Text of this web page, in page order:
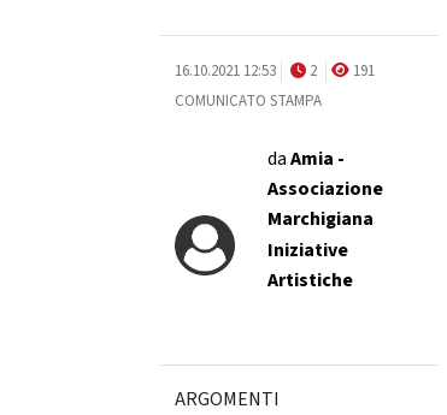
16.10.2021 12:53 2
191
COMUNICATO STAMPA
daAmia -
Associazione
Marchigiana
Iniziative
Artistiche
ARGOMENTI